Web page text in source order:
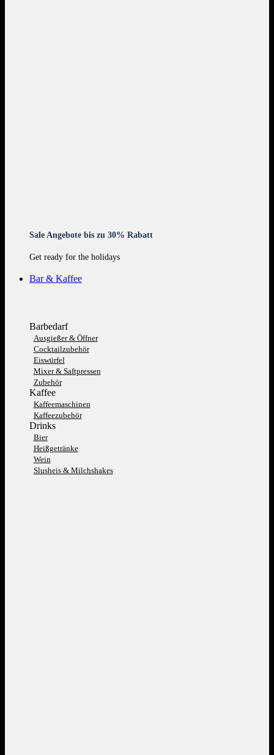
Sale Angebote bis zu 30% Rabatt
Get ready for the holidays
Bar & Kaffee
Barbedarf
Ausgießer & Öffner
Cocktailzubehör
Eiswürfel
Mixer & Saftpressen
Zubehör
Kaffee
Kaffeemaschinen
Kaffeezubehör
Drinks
Bier
Heißgetränke
Wein
Slusheis & Milchshakes